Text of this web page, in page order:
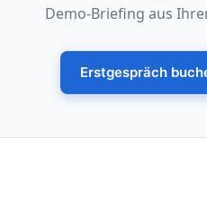
Demo-Briefing aus
Erstgespräch